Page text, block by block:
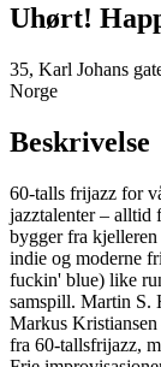
Uhørt!
35, Karl Johans
Norge
Beskrivelse
60-talls frijazz for
jazztalenter –
bygger fra
indie og moderne
fuckin' blue) like
samspill. Martin S.
Markus
fra 60-tallsfrijazz,